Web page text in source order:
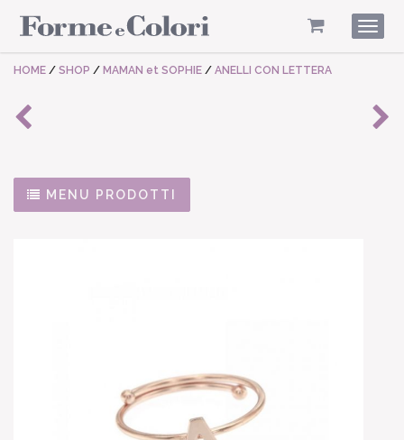
HOME / SHOP / MAMAN et SOPHIE / ANELLI CON LETTERA
MENU PRODOTTI